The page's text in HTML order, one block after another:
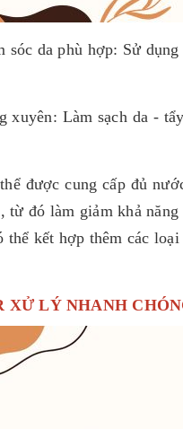
sóc da phù hợp: Sử
xuyên: Làm sạch da -
được cung cấp đủ
từ đó làm giảm khả
kết hợp thêm các
XỬ LÝ NHANH